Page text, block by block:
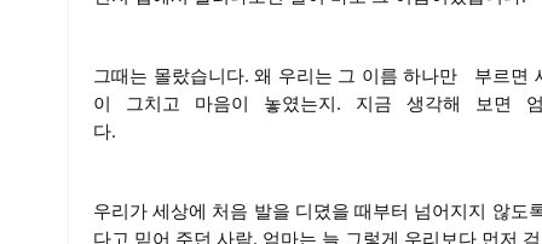
그때는 몰랐습니다. 왜 우리는 그 이름 하나만 부르면
이 그치고 마음이 놓였는지. 지금 생각해 보면
다.
우리가 세상에 처음 발을 디뎠을 때부터 넘어지지 않
다고 믿어 주던 사람. 엄마는 늘 그렇게 우리보다 먼저